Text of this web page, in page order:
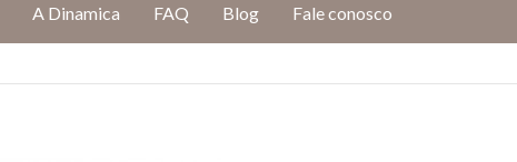
A Dinamica FAQ Blog Fale conosco